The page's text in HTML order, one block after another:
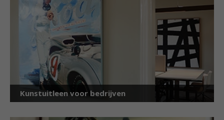
Kunstuitleen voor bedrijven